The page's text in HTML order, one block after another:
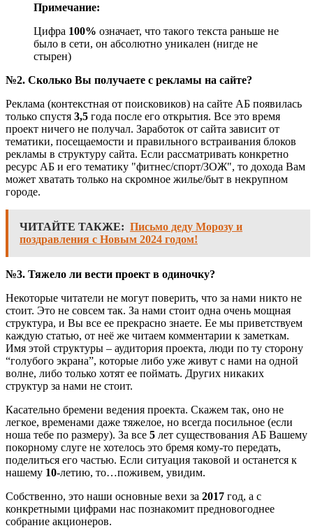
Примечание:
Цифра 100% означает, что такого текста раньше не
было в сети, он абсолютно уникален (нигде не
стырен)
№2. Сколько Вы получаете с рекламы на сайте?
Реклама (контекстная от поисковиков) на сайте АБ появилась
только спустя 3,5 года после его открытия. Все это время
проект ничего не получал. Заработок от сайта зависит от
тематики, посещаемости и правильного встраивания блоков
рекламы в структуру сайта. Если рассматривать конкретно
ресурс АБ и его тематику "фитнес/спорт/ЗОЖ", то дохода Вам
может хватать только на скромное жилье/быт в некрупном
городе.
ЧИТАЙТЕ ТАКЖЕ: Письмо деду Морозу и
поздравления с Новым 2024 годом!
№3. Тяжело ли вести проект в одиночку?
Некоторые читатели не могут поверить, что за нами никто не
стоит. Это не совсем так. За нами стоит одна очень мощная
структура, и Вы все ее прекрасно знаете. Ее мы приветствуем
каждую статью, от неё же читаем комментарии к заметкам.
Имя этой структуры – аудитория проекта, люди по ту сторону
“голубого экрана”, которые либо уже живут с нами на одной
волне, либо только хотят ее поймать. Других никаких
структур за нами не стоит.
Касательно бремени ведения проекта. Скажем так, оно не
легкое, временами даже тяжелое, но всегда посильное (если
ноша тебе по размеру). За все 5 лет существования АБ Вашему
покорному слуге не хотелось это бремя кому-то передать,
поделиться его частью. Если ситуация таковой и останется к
нашему 10-летию, то…поживем, увидим.
Собственно, это наши основные вехи за 2017 год, а с
конкретными цифрами нас познакомит предновогоднее
собрание акционеров.